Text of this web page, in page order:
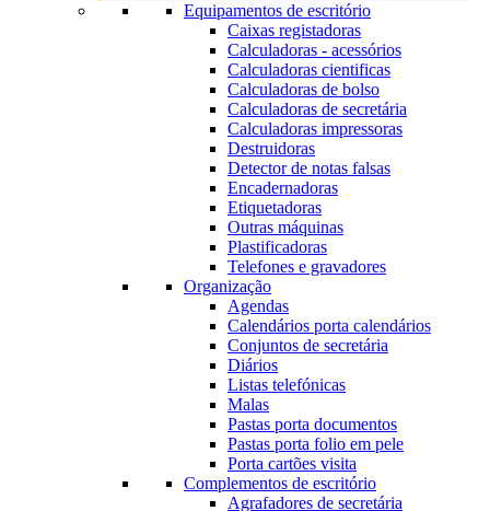
Equipamentos de escritório
Caixas registadoras
Calculadoras - acessórios
Calculadoras cientificas
Calculadoras de bolso
Calculadoras de secretária
Calculadoras impressoras
Destruidoras
Detector de notas falsas
Encadernadoras
Etiquetadoras
Outras máquinas
Plastificadoras
Telefones e gravadores
Organização
Agendas
Calendários porta calendários
Conjuntos de secretária
Diários
Listas telefónicas
Malas
Pastas porta documentos
Pastas porta folio em pele
Porta cartões visita
Complementos de escritório
Agrafadores de secretária